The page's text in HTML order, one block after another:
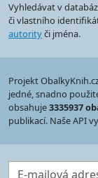
Vyhledávat v
či vlastního
autorityči jména.
Projekt
jedné, snadno
obsahuje3335937
publikací. Naše API
E-mailová adresa